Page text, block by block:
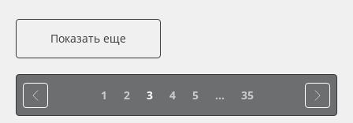
Показать еще
1 2 3 4 5 ... 35